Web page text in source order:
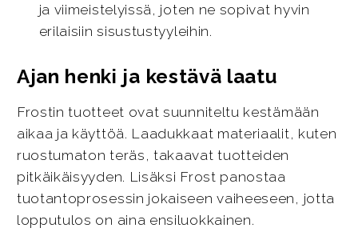
ja viimeistelyissä, joten ne sopivat hyvin
erilaisiin sisustustyyleihin.
Ajan henki ja kestävä laatu
Frostin tuotteet ovat suunniteltu kestämään
aikaa ja käyttöä. Laadukkaat materiaalit, kuten
ruostumaton teräs, takaavat tuotteiden
pitkäikäisyyden. Lisäksi Frost panostaa
tuotantoprosessin jokaiseen vaiheeseen, jotta
lopputulos on aina ensiluokkainen.